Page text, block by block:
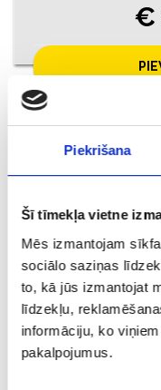
Piekrišana
Šī tīmekļa vietne
Mēs izmantojam
sociālo saziņas
to, kā jūs izmantojat
līdzekļu,
informāciju, ko
pakalpojumus.
€
Prove: 585, Svars: